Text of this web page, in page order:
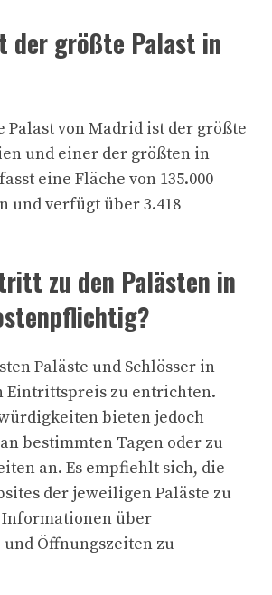
der größte Palast in
Palast von Madrid ist der größte
und einer der größten in
eine Fläche von 135.000
und verfügt über 3.418
zu den Palästen in
Paläste und Schlösser in
Eintrittspreis zu entrichten.
bieten jedoch
bestimmten Tagen oder zu
an. Es empfiehlt sich, die
der jeweiligen Paläste zu
Informationen über
Öffnungszeiten zu